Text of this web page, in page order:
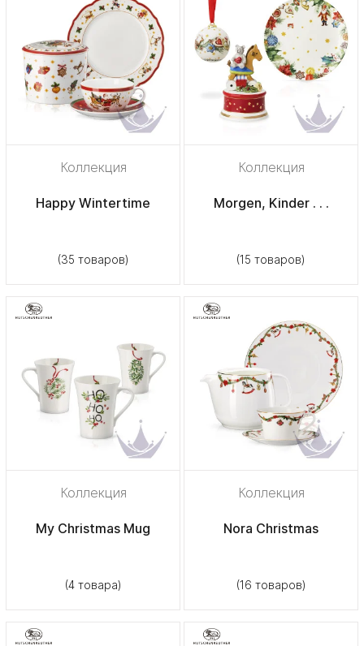
Коллекция
Happy Wintertime
(35 товаров)
Коллекция
Morgen, Kinder . . .
(15 товаров)
Коллекция
My Christmas Mug
(4 товара)
Коллекция
Nora Christmas
(16 товаров)